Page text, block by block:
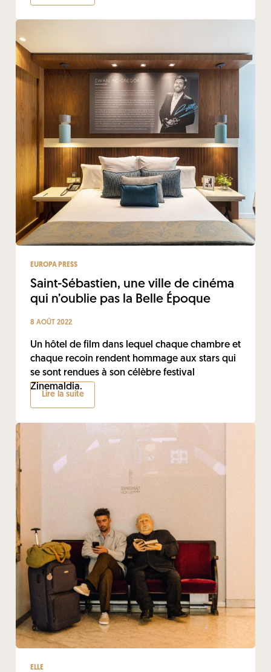
EUROPA PRESS
Saint-Sébastien, une ville de cinéma
qui n’oublie pas la Belle Époque
8 AOÛT 2022
Un hôtel de film dans lequel chaque chambre et
chaque recoin rendent hommage aux stars qui
se sont rendues à son célèbre festival
Zinemaldia.
Lire la suite
ELLE